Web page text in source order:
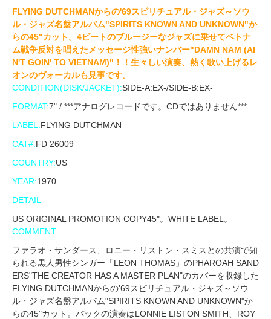
FLYING DUTCHMANからの'69スピリチュアル・ジャズ～ソウ
ル・ジャズ名盤アルバム"SPIRITS KNOWN AND UNKNOWN"か
らの45"カット。4ビートのブルージーなジャズに乗せてベトナ
ム戦争反対を唱えたメッセージ性強いナンバー"DAMN NAM (AI
N'T GOIN' TO VIETNAM)"！！生々しい演奏、熱く歌い上げるレ
オンのヴォーカルも見事です。
CONDITION(DISK/JACKET):SIDE-A:EX-/SIDE-B:EX-
FORMAT:7" / ***アナログレコードです。CDではありません***
LABEL:FLYING DUTCHMAN
CAT#:FD 26009
COUNTRY:US
YEAR:1970
DETAIL
US ORIGINAL PROMOTION COPY45"。WHITE LABEL。
COMMENT
ファラオ・サンダース、ロニー・リストン・スミスとの共演で知
られる黒人男性シンガー「LEON THOMAS」のPHAROAH SAND
ERS"THE CREATOR HAS A MASTER PLAN"のカバーを収録した
FLYING DUTCHMANからの'69スピリチュアル・ジャズ～ソウ
ル・ジャズ名盤アルバム"SPIRITS KNOWN AND UNKNOWN"か
らの45"カット。バックの演奏はLONNIE LISTON SMITH、ROY